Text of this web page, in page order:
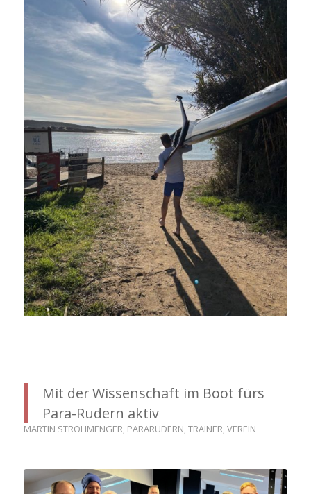
Mit der Wissenschaft im Boot fürs
Para-Rudern aktiv
MARTIN STROHMENGER, PARARUDERN,TRAINER,VEREIN